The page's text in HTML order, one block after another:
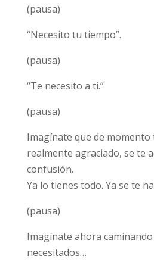
(pausa)
“Necesito tu tiempo”.
(pausa)
“Te necesito a ti.”
(pausa)
Imagínate que de momento
realmente agraciado, se te
confusión.
Ya lo tienes todo. Ya se te
(pausa)
Imagínate ahora
necesitados…